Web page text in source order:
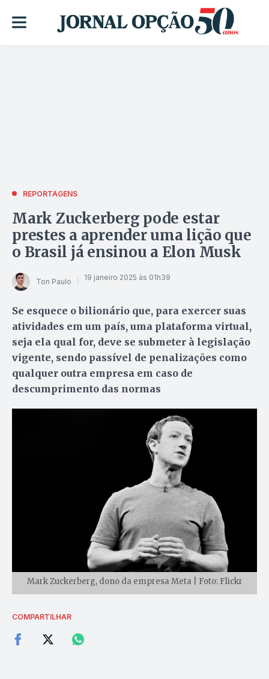
REPORTAGENS
Mark Zuckerberg pode estar
prestes a aprender uma lição que
o Brasil já ensinou a Elon Musk
Ton Paulo 19 janeiro 2025 às 01h39
Se esquece o bilionário que, para exercer suas
atividades em um país, uma plataforma virtual,
seja ela qual for, deve se submeter à legislação
vigente, sendo passível de penalizações como
qualquer outra empresa em caso de
descumprimento das normas
Mark Zuckerberg, dono da empresa Meta | Foto: Flickr
COMPARTILHAR